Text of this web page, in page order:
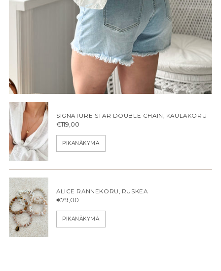
SIGNATURE STAR DOUBLE CHAIN, KAULAKORU
€119,00
PIKANÄKYMÄ
ALICE RANNEKORU, RUSKEA
€79,00
PIKANÄKYMÄ